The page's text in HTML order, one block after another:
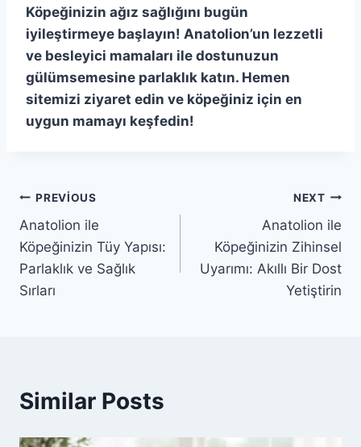
Köpeğinizin ağız sağlığını bugün
iyileştirmeye başlayın! Anatolion’un lezzetli
ve besleyici mamaları ile dostunuzun
gülümsemesine parlaklık katın. Hemen
sitemizi ziyaret edin ve köpeğiniz için en
uygun mamayı keşfedin!
Yazı
gezinmesi
PREVIOUS
Anatolion ile
Köpeğinizin Tüy Yapısı:
Parlaklık ve Sağlık
Sırları
NEXT
Anatolion ile
Köpeğinizin Zihinsel
Uyarımı: Akıllı Bir Dost
Yetiştirin
Similar Posts